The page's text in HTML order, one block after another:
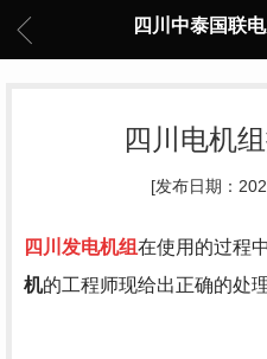
四川中泰国联
四川电机
[发布日期：
四川发电机组在使用的过程
机的工程师现给出正确的处理